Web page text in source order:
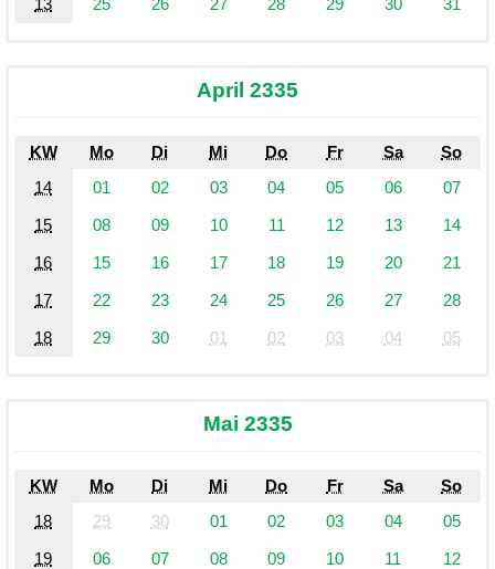
13 25 26 27 28 29 30 31
April 2335
KW Mo Di Mi Do Fr Sa
So
14
01 02 03 04 05 06
07
15
08 09 10 11 12 13
14
16
15 16 17 18 19 20
21
17
22 23 24 25 26 27
28
18
29 30 01 02 03 04 05
Mai 2335
KW Mo Di Mi Do Fr Sa
So
18
29 30 01 02 03 04
05
19
06 07 08 09 10 11
12